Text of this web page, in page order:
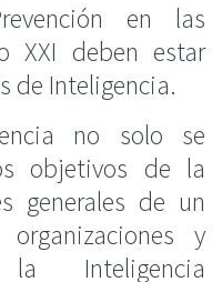
en las
XXI deben estar
de Inteligencia.
no solo se
objetivos de la
generales de un
y
Inteligencia